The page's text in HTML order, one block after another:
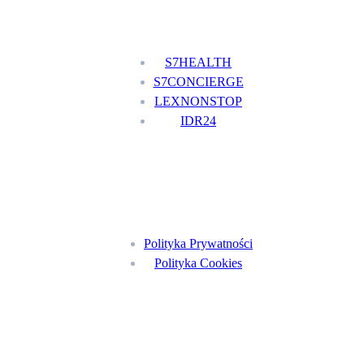
S7HEALTH
S7CONCIERGE
LEXNONSTOP
IDR24
Polityka Prywatności
Polityka Cookies